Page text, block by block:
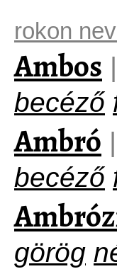
rokon
Ambos |
becéző
Ambró |
becéző
görög